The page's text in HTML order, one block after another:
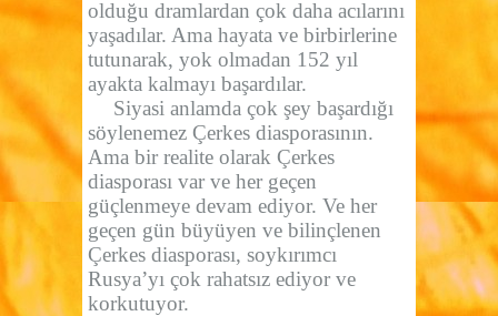
olduğu dramlardan çok daha acılarını
yaşadılar. Ama hayata ve birbirlerine
tutunarak, yok olmadan 152 yıl
ayakta kalmayı başardılar.
Siyasi anlamda çok şey başardığı
söylenemez Çerkes diasporasının.
Ama bir realite olarak Çerkes
diasporası var ve her geçen
güçlenmeye devam ediyor. Ve her
geçen gün büyüyen ve bilinçlenen
Çerkes diasporası, soykırımcı
Rusya’yı çok rahatsız ediyor ve
korkutuyor.